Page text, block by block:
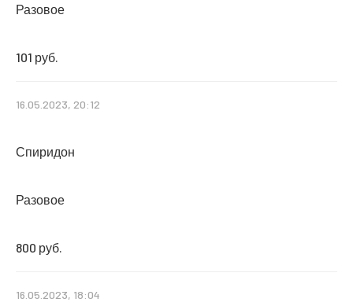
Разовое
101 руб.
16.05.2023, 20:12
Спиридон
Разовое
800 руб.
16.05.2023, 18:04